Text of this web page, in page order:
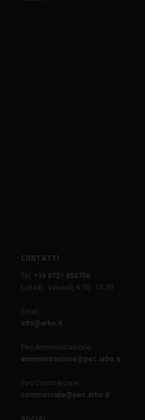
CONTATTI
Tel:
+39 0721 855706
Lunedì - Venerdì, 8:30 - 18:30
Email:
info@arbo.it
Pec Amministrazione:
amministrazione@pec.arbo.it
Pec Commerciale:
commerciale@pec.arbo.it